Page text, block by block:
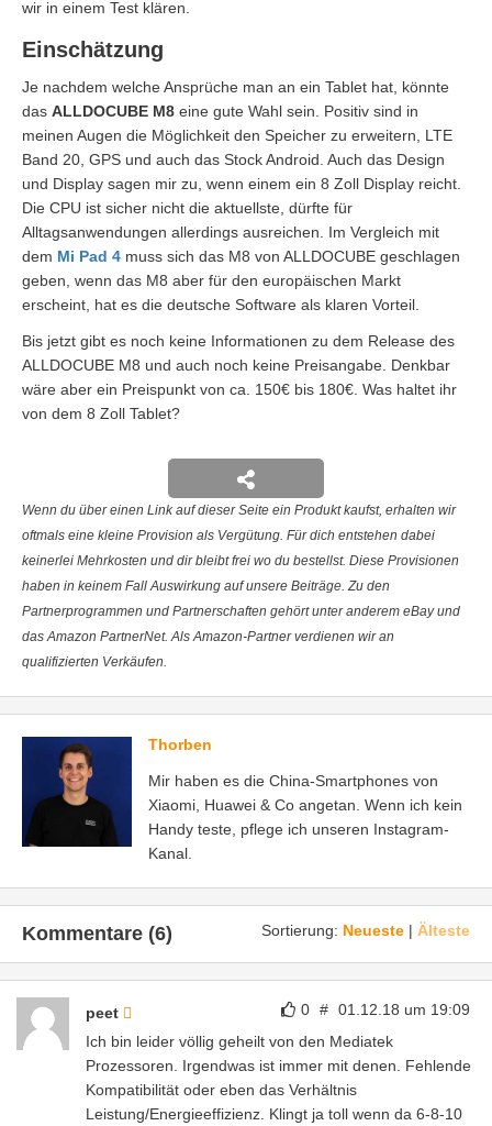
wir in einem Test klären.
Einschätzung
Je nachdem welche Ansprüche man an ein Tablet hat, könnte
das ALLDOCUBE M8 eine gute Wahl sein. Positiv sind in
meinen Augen die Möglichkeit den Speicher zu erweitern, LTE
Band 20, GPS und auch das Stock Android. Auch das Design
und Display sagen mir zu, wenn einem ein 8 Zoll Display reicht.
Die CPU ist sicher nicht die aktuellste, dürfte für
Alltagsanwendungen allerdings ausreichen. Im Vergleich mit
dem Mi Pad 4 muss sich das M8 von ALLDOCUBE geschlagen
geben, wenn das M8 aber für den europäischen Markt
erscheint, hat es die deutsche Software als klaren Vorteil.
Bis jetzt gibt es noch keine Informationen zu dem Release des
ALLDOCUBE M8 und auch noch keine Preisangabe. Denkbar
wäre aber ein Preispunkt von ca. 150€ bis 180€. Was haltet ihr
von dem 8 Zoll Tablet?
Wenn du über einen Link auf dieser Seite ein Produkt kaufst, erhalten wir
oftmals eine kleine Provision als Vergütung. Für dich entstehen dabei
keinerlei Mehrkosten und dir bleibt frei wo du bestellst. Diese Provisionen
haben in keinem Fall Auswirkung auf unsere Beiträge. Zu den
Partnerprogrammen und Partnerschaften gehört unter anderem eBay und
das Amazon PartnerNet. Als Amazon-Partner verdienen wir an
qualifizierten Verkäufen.
Thorben
Mir haben es die China-Smartphones von
Xiaomi, Huawei & Co angetan. Wenn ich kein
Handy teste, pflege ich unseren Instagram-
Kanal.
Sortierung: Neueste | Älteste
Kommentare (6)
0 # 01.12.18 um 19:09
peet
Ich bin leider völlig geheilt von den Mediatek
Prozessoren. Irgendwas ist immer mit denen. Fehlende
Kompatibilität oder eben das Verhältnis
Leistung/Energieeffizienz. Klingt ja toll wenn da 6-8-10